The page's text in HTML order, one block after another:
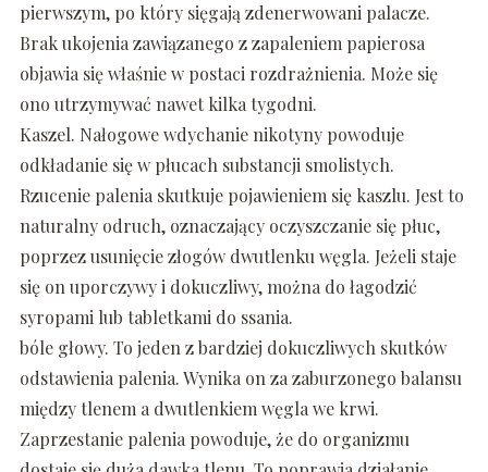
pierwszym, po który sięgają zdenerwowani palacze.
Brak ukojenia zawiązanego z zapaleniem papierosa
objawia się właśnie w postaci rozdrażnienia. Może się
ono utrzymywać nawet kilka tygodni.
Kaszel. Nałogowe wdychanie nikotyny powoduje
odkładanie się w płucach substancji smolistych.
Rzucenie palenia skutkuje pojawieniem się kaszlu. Jest to
naturalny odruch, oznaczający oczyszczanie się płuc,
poprzez usunięcie złogów dwutlenku węgla. Jeżeli staje
się on uporczywy i dokuczliwy, można do łagodzić
syropami lub tabletkami do ssania.
bóle głowy. To jeden z bardziej dokuczliwych skutków
odstawienia palenia. Wynika on za zaburzonego balansu
między tlenem a dwutlenkiem węgla we krwi.
Zaprzestanie palenia powoduje, że do organizmu